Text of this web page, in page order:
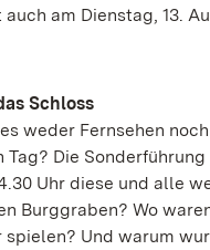
am Dienstag, 13.
Schloss
weder Fernsehen
Die
Uhr diese und alle
Burggraben? Wo
Und warum